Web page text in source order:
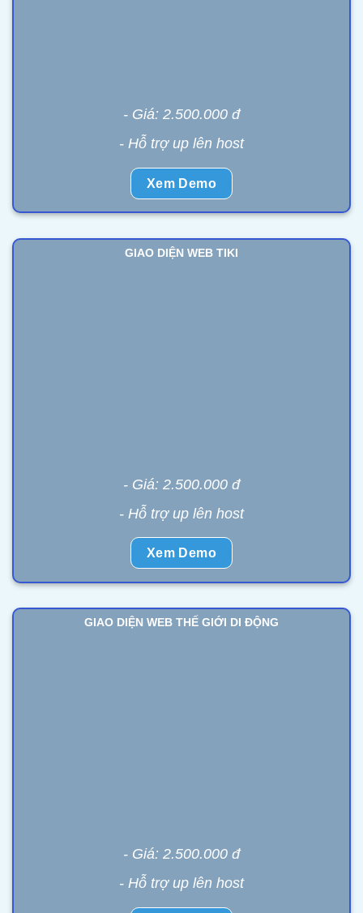
- Giá: 2.500.000 đ
- Hỗ trợ up lên host
Xem Demo
GIAO DIỆN WEB TIKI
- Giá: 2.500.000 đ
- Hỗ trợ up lên host
Xem Demo
GIAO DIỆN WEB THẾ GIỚI DI ĐỘNG
- Giá: 2.500.000 đ
- Hỗ trợ up lên host